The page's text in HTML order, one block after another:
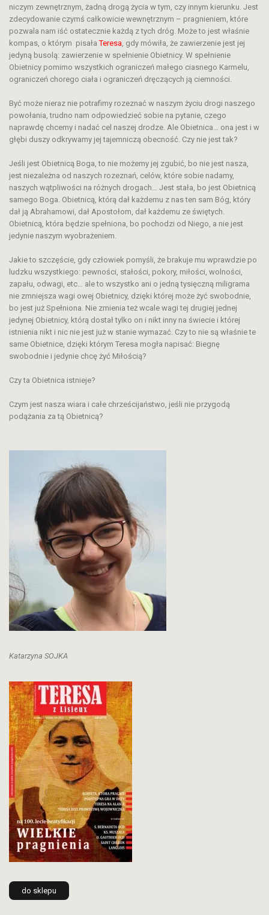
niczym zewnętrznym, żadną drogą życia w tym, czy innym kierunku. Jest
zdecydowanie czymś całkowicie wewnętrznym – pragnieniem, które
pozwala nam iść ostatecznie każdą z tych dróg. Może to jest właśnie
kompas, o którym pisałaTeresa , gdy mówiła, że zawierzenie jest jej
jedyną busolą: zawierzenie w spełnienie Obietnicy. W spełnienie
Obietnicy pomimo wszystkich ograniczeń małego ciasnego Karmelu,
ograniczeń chorego ciała i ograniczeń dręczących ją ciemności.
Być może nieraz nie potrafimy rozeznać w naszym życiu drogi naszego
powołania, trudno nam odpowiedzieć sobie na pytanie, czego
naprawdę chcemy i nadać cel naszej drodze. Ale Obietnica… ona jest i w
głębi duszy odkrywamy jej tajemniczą obecność. Czy nie jest tak?
Jeśli jest Obietnicą Boga, to nie możemy jej zgubić, bo nie jest nasza,
jest niezależna od naszych rozeznań, celów, które sobie nadamy,
naszych wątpliwości na różnych drogach… Jest stała, bo jest Obietnicą
samego Boga. Obietnicą, którą dał każdemu z nas ten sam Bóg, który
dał ją Abrahamowi, dał Apostołom, dał każdemu ze świętych.
Obietnicą, która będzie spełniona, bo pochodzi od Niego, a nie jest
jedynie naszym wyobrażeniem.
Jakie to szczęście, gdy człowiek pomyśli, że brakuje mu wprawdzie po
ludzku wszystkiego: pewności, stałości, pokory, miłości, wolności,
zapału, odwagi, etc… ale to wszystko ani o jedną tysięczną miligrama
nie zmniejsza wagi owej Obietnicy, dzięki której może żyć swobodnie,
bo jest już Spełniona. Nie zmienia też wcale wagi tej drugiej jednej
jedynej Obietnicy, którą dostał tylko on i nikt inny na świecie i której
istnienia nikt i nic nie jest już w stanie wymazać. Czy to nie są właśnie te
same Obietnice, dzięki którym Teresa mogła napisać: Biegnę
swobodnie i jedynie chcę żyć Miłością?
Czy ta Obietnica istnieje?
Czym jest nasza wiara i całe chrześcijaństwo, jeśli nie przygodą
podążania za tą Obietnicą?
Katarzyna SOJKA
do sklepu